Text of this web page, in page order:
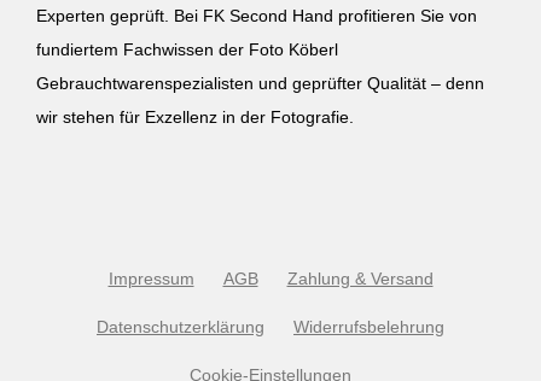
Experten geprüft. Bei FK Second Hand profitieren Sie von
fundiertem Fachwissen der Foto Köberl
Gebrauchtwarenspezialisten und geprüfter Qualität – denn
wir stehen für Exzellenz in der Fotografie.
Impressum AGB Zahlung & Versand
Datenschutzerklärung Widerrufsbelehrung
Cookie-Einstellungen